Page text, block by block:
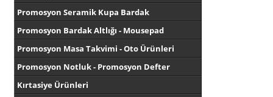
Promosyon Seramik Kupa Bardak
Promosyon Bardak Altlığı - Mousepad
Promosyon Masa Takvimi - Oto Ürünleri
Promosyon Notluk - Promosyon Defter
Kırtasiye Ürünleri